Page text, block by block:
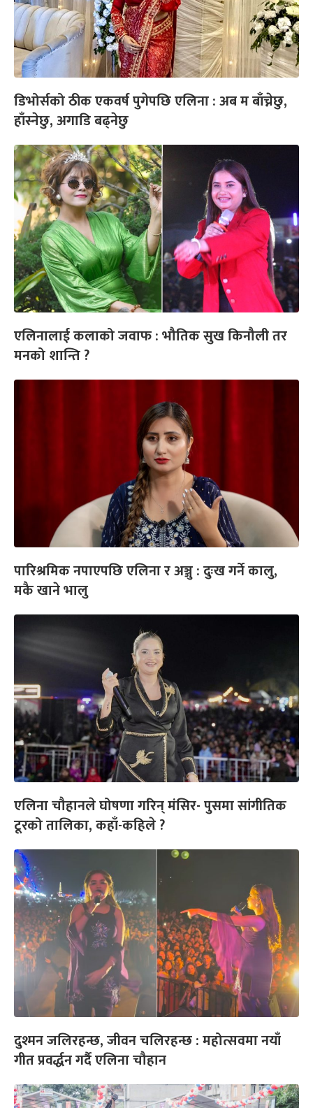
डिभोर्सको ठीक एकवर्ष पुगेपछि एलिना : अब म बाँच्नेछु,
हाँस्नेछु, अगाडि बढ्नेछु
एलिनालाई कलाको जवाफ : भौतिक सुख किनौली तर
मनको शान्ति ?
पारिश्रमिक नपाएपछि एलिना र अञ्जु : दुःख गर्ने कालु,
मकै खाने भालु
एलिना चौहानले घोषणा गरिन् मंसिर- पुसमा सांगीतिक
टूरको तालिका, कहाँ-कहिले ?
दुश्मन जलिरहन्छ, जीवन चलिरहन्छ : महोत्सवमा नयाँ
गीत प्रवर्द्धन गर्दै एलिना चौहान